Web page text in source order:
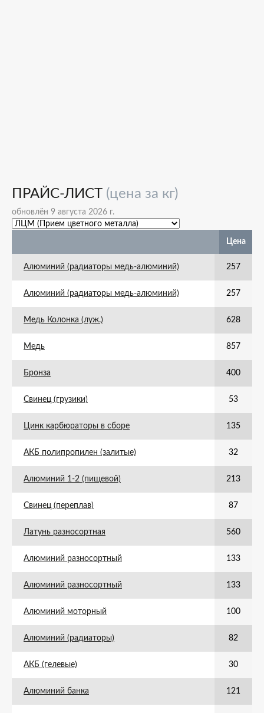
ПРАЙС-ЛИСТ (цена за кг)
обновлён 9 августа 2026 г.
Цена
Алюминий (радиаторы медь-алюминий) 257
Алюминий (радиаторы медь-алюминий) 257
Медь Колонка (луж.) 628
Медь 857
Бронза 400
Свинец (грузики) 53
Цинк карбюраторы в сборе 135
АКБ полипропилен (залитые) 32
Алюминий 1-2 (пищевой) 213
Свинец (переплав) 87
Латунь разносортная 560
Алюминий разносортный 133
Алюминий разносортный 133
Алюминий моторный 100
Алюминий (радиаторы) 82
АКБ (гелевые) 30
Алюминий банка 121